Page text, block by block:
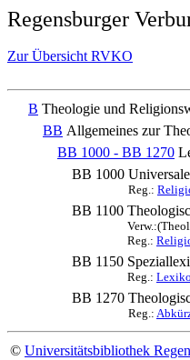
Regensburger
Zur Übersicht RVKO
B Theologie und
BB Allgemeines zur
BB 1000 - BB 1270
BB 1000
Reg.:
BB 1100
Reg.:
BB 1150
Reg.:
BB 1270
Reg.:
© Universitätsbibliothek